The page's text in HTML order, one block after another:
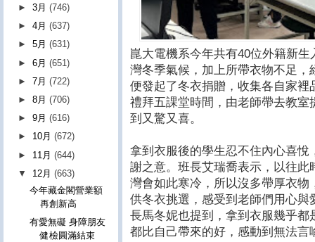
崑大電機系今年共有40位外籍新
灣冬季氣候，加上所帶衣物不足
便發起了冬衣捐贈，收集各自家
禮拜五課堂時間，由老師帶去教
到又驚又喜。
拿到衣服後的學生忍不住內心喜
謝之意。班長艾瑞喬表示，以往
灣會如此寒冷，所以沒多帶厚衣
供冬衣挑選，感受到老師們用心
長馬冬妮也提到，拿到衣服幾乎
都比自己帶來的好，感動到無法
►3月(746)
►4月(637)
►5月(631)
►6月(651)
►7月(722)
►8月(706)
►9月(616)
► 10月(672)
► 11月(644)
▼ 12月(663)
今年藏金閣營業額
再創新高
有愛無礙 身障朋友
健檢圓滿結束